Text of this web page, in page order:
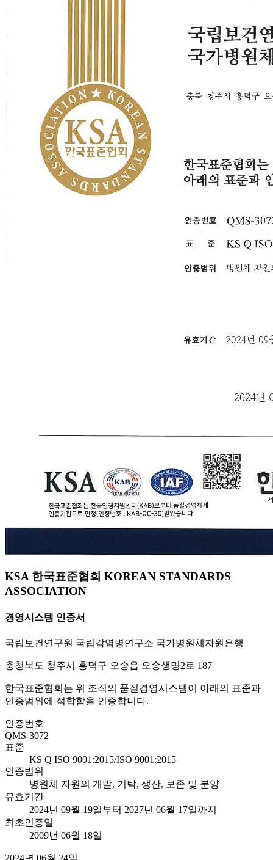
KSA 한국표준협회 KOREAN STANDARDS
ASSOCIATION
경영시스템 인증서
국립보건연구원 국립감염병연구소 국가병원체자원은행
충청북도 청주시 흥덕구 오송읍 오송생명2로 187
한국표준협회는 위 조직의 품질경영시스템이 아래의 표준과
인증범위에 적합함을 인증합니다.
인증번호
QMS-3072
표준
KS Q ISO 9001:2015/ISO 9001:2015
인증범위
병원체 자원의 개발, 기탁, 생산, 보존 및 분양
유효기간
2024년 09월 19일부터 2027년 06월 17일까지
최초인증일
2009년 06월 18일
2024년 06월 24일